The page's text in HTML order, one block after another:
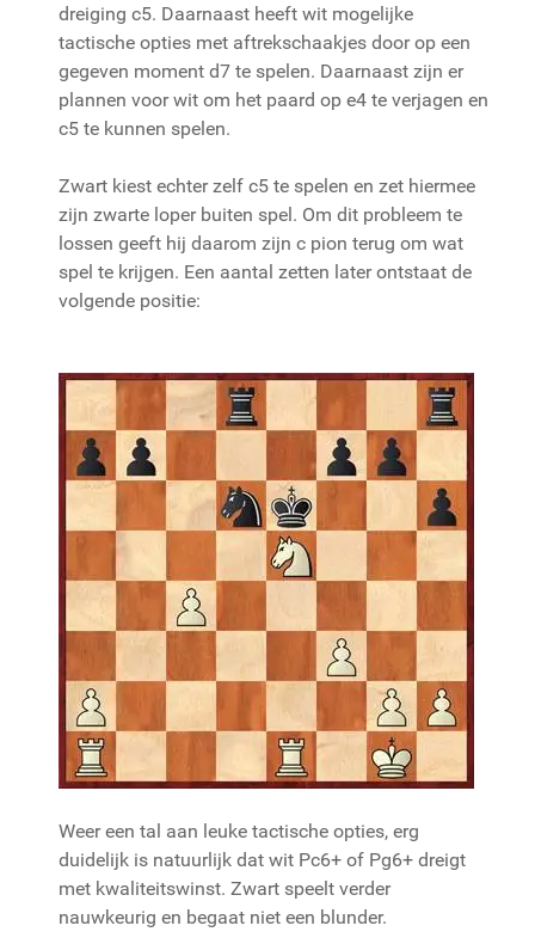
dreiging c5. Daarnaast heeft wit mogelijke
tactische opties met aftrekschaakjes door op een
gegeven moment d7 te spelen. Daarnaast zijn er
plannen voor wit om het paard op e4 te verjagen en
c5 te kunnen spelen.
Zwart kiest echter zelf c5 te spelen en zet hiermee
zijn zwarte loper buiten spel. Om dit probleem te
lossen geeft hij daarom zijn c pion terug om wat
spel te krijgen. Een aantal zetten later ontstaat de
volgende positie:
Weer een tal aan leuke tactische opties, erg
duidelijk is natuurlijk dat wit Pc6+ of Pg6+ dreigt
met kwaliteitswinst. Zwart speelt verder
nauwkeurig en begaat niet een blunder.